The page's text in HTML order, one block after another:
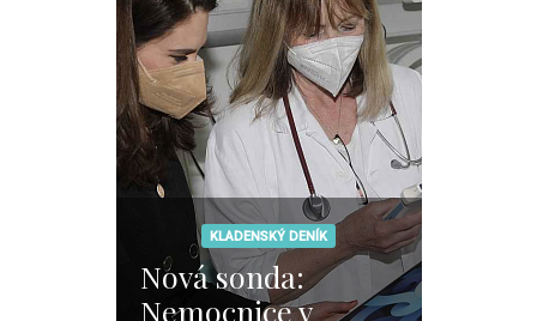
KLADENSKÝ DENÍK
Nová sonda:
Nemocnice v